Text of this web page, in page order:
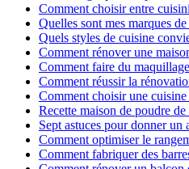
Comment choisir entre
Quelles sont mes marques
Quels styles de cuisine
Comment rénover une
Comment faire du
Comment réussir la
Comment choisir une
Recette maison de poudre
Sept astuces pour donner un
Comment optimiser le
Comment fabriquer des